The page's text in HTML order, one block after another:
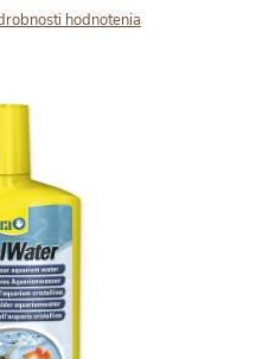
hodnotenia